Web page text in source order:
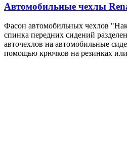
Автомобильные чехлы
Фасон автомобильных чехлов
спинка передних сидений
авточехлов на автомобильные
помощью крючков на резинках